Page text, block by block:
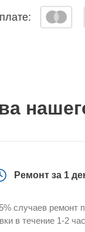
Ремонт за 1
случаев ремонт
в течение 1-2